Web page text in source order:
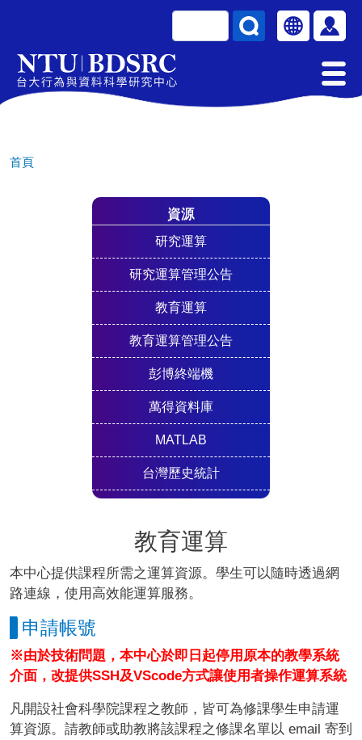
移至主內容
Select your
使用
首頁
教育運算
本中心提供課程所需之運算資源。學生可以隨時透過網
路連線，使用高效能運算服務。
申請帳號
※由於技術問題，本中心於即日起停用原本的教學系統
介面，改提供SSH及VScode方式讓使用者操作運算系統
凡開設社會科學院課程之教師，皆可為修課學生申請運
算資源。請教師或助教將該課程之修課名單以 email 寄到
資源
研究運算
研究運算管理公告
教育運算
教育運算管理公告
彭博終端機
萬得資料庫
MATLAB
台灣歷史統計